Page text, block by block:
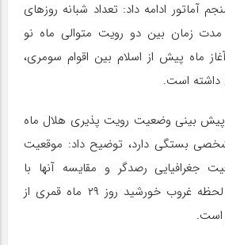
آماتور ادامه داد: تعداد شبانه روزهای
مدت زمان بین دو رویت متوالی ماه نو
ماه پیش از اسلام بین اقوام سومری،
داشته است.
پیش بینی وضعیت رویت پذیری هلال ماه
بستگی دارد، توضیح داد: موقعیت
جغرافیایی رصدگر و مقایسه آنها با
معیارها و رکوردها در لحظه غروب خورشید روز ۲۹ ماه قمری از
است.